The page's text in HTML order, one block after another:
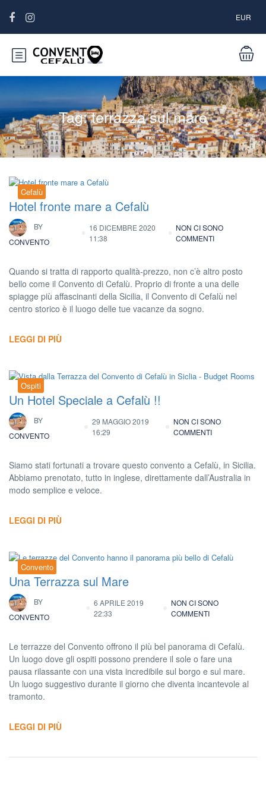
EUR
Tag:terrazza sul mare
Cefalù
Hotel fronte mare a Cefalù
BY
CONVENTO
16 DICEMBRE 2020
11:38
NON CI SONO
COMMENTI
Quando si tratta di rapporto qualità-prezzo, non c’è altro posto
bello come il Convento di Cefalù. Proprio di fronte a una delle
spiagge più affascinanti della Sicilia, il Convento di Cefalù nel
centro storico è il luogo delle tue vacanze da sogno.
LEGGI DI PIÙ
Ospiti
Un Hotel Speciale a Cefalù !!
BY
CONVENTO
29 MAGGIO 2019
16:29
NON CI SONO
COMMENTI
Siamo stati fortunati a trovare questo convento a Cefalù, in Sicilia.
Abbiamo prenotato, tutto in inglese, direttamente dall’Australia in
modo semplice e veloce.
LEGGI DI PIÙ
Convento
Una Terrazza sul Mare
BY
CONVENTO
6 APRILE 2019
22:33
NON CI SONO
COMMENTI
Le terrazze del Convento offrono il più bel panorama di Cefalù.
Un luogo dove gli ospiti possono prendere il sole o fare una
pausa rilassante con una vista incredibile sul borgo e sul mare.
Un luogo suggestivo durante il giorno che diventa incantevole al
tramonto.
LEGGI DI PIÙ